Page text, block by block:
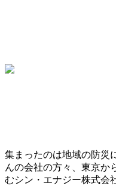
集まったのは地域の防災
んの会社の方々、東京か
むシン・エナジー株式会